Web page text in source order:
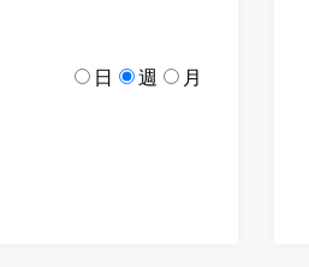
日 週 月